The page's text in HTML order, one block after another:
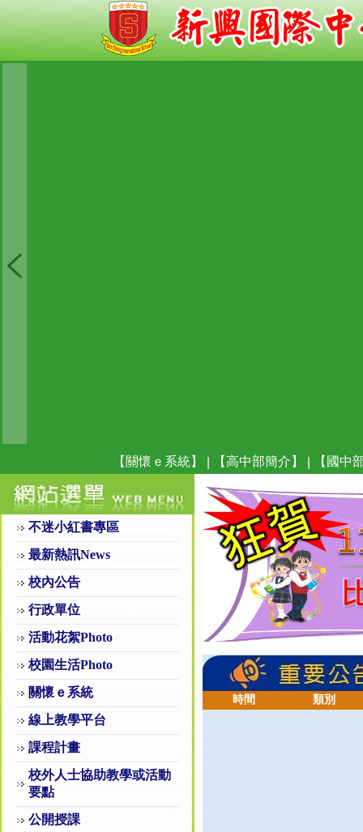
【關懷ｅ系統】 【高中部簡介】 【國中
不迷小紅書專區
最新熱訊News
校內公告
行政單位
活動花絮Photo
校園生活Photo
關懷ｅ系統
線上教學平台
課程計畫
校外人士協助教學或活動
要點
公開授課
時間 類別